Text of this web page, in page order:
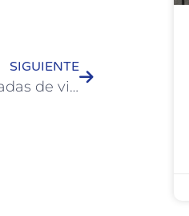
SIGUIENTE
Se cargaron más de 25 toneladas de vidrio en la planta de reciclado de Colón